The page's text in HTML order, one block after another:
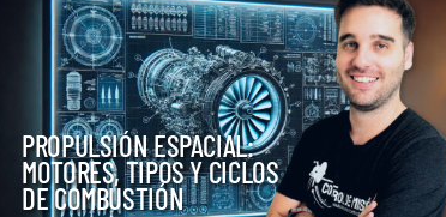
PROPULSIÓN ESPACIAL:
MOTORES, TIPOS Y CICLOS
DE COMBUSTIÓN